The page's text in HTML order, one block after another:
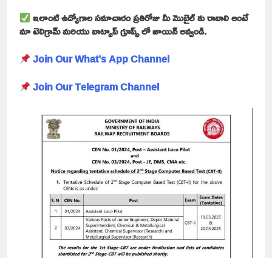
ఇలాంటి ఉద్యోగాల సమాచారం ప్రతిరోజు మీ మొబైల్ కు రావాలి అంటే
మా టెలిగ్రామ్ మరియు వాట్సాప్ గ్రూప్స్ లో జాయిన్ అవ్వండి.
Join Our What’s App Channel
Join Our Telegram Channel